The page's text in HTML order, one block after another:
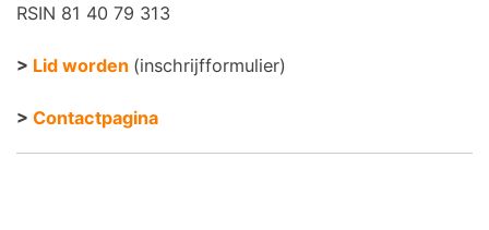
RSIN 81 40 79 313
> Lid worden (inschrijfformulier)
> Contactpagina